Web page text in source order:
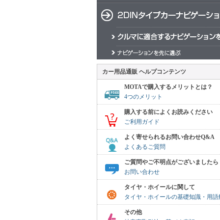
カー用品通販 ヘルプコンテンツ
MOTAで購入するメリットとは？
4つのメリット
購入する前によくお読みください
ご利用ガイド
よく寄せられるお問い合わせQ&A
よくあるご質問
ご質問やご不明点がございましたら
お問い合わせ
タイヤ・ホイールに関して
タイヤ・ホイールの基礎知識・用語
その他